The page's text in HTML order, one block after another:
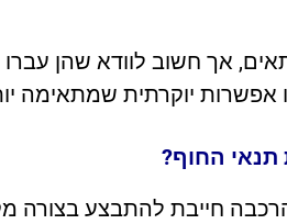
אך חשוב לוודא שהן
אפשרות יוקרתית שמתאימה
החוף?
חייבת להתבצע בצורה